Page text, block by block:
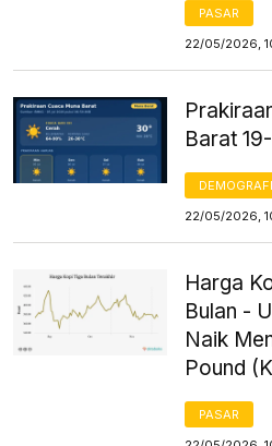
PASAR
22/05/2026,
Barat
DEMOGRAFI
22/05/2026,
Harga
Bulan -
Naik
Pound
PASAR